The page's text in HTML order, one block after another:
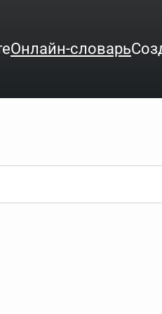
Онлайн-словарь
подберёт
заменить
Например, если